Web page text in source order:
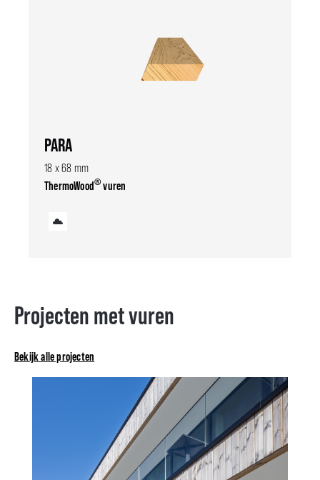
PARA
18 x 68 mm
ThermoWood®vuren
Projecten met vuren
Bekijk alle projecten